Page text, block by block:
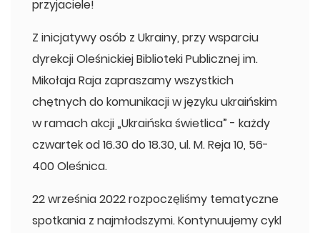
przyjaciele!
Z inicjatywy osób z Ukrainy, przy wsparciu
dyrekcji Oleśnickiej Biblioteki Publicznej im.
Mikołaja Raja zapraszamy wszystkich
chętnych do komunikacji w języku ukraińskim
w ramach akcji „Ukraińska świetlica” - każdy
czwartek od 16.30 do 18.30, ul. M. Reja 10, 56-
400 Oleśnica.
22 września 2022 rozpoczęliśmy tematyczne
spotkania z najmłodszymi. Kontynuujemy cykl